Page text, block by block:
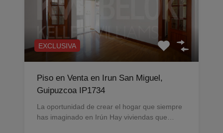
EXCLUSIVA
Piso en Venta en Irun San Miguel,
Guipuzcoa IP1734
La oportunidad de crear el hogar que siempre
has imaginado en Irún Hay viviendas que…